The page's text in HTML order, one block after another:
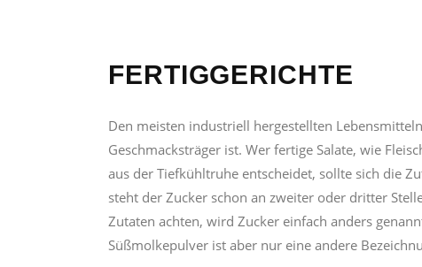
FERTIGGERICHTE
Den meisten industriell hergestellten
Geschmacksträger ist. Wer fertige Salate, wie
aus der Tiefkühltruhe entscheidet, sollte sich die
steht der Zucker schon an zweiter oder dritter
Zutaten achten, wird Zucker einfach anders
Süßmolkepulver ist aber nur eine andere